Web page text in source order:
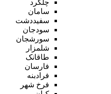
چلگرد
سامان
سفیددشت
سودجان
سورشجان
شلمزار
طاقانک
فارسان
فرادبنه
فرخ شهر